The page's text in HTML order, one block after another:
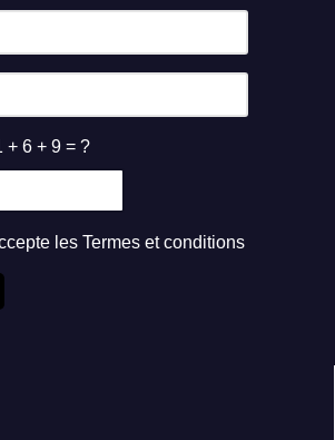
+ 6 + 9 = ?
les Termes et conditions